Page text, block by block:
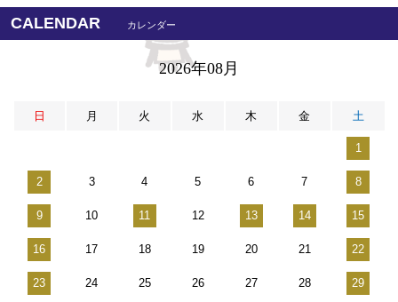
CALENDAR カレンダー
2026年08月
日 月 火 水 木 金 土
1
2 3 4 5 6 7 8
9 10 11 12 13 14 15
16 17 18 19 20 21 22
23 24 25 26 27 28 29